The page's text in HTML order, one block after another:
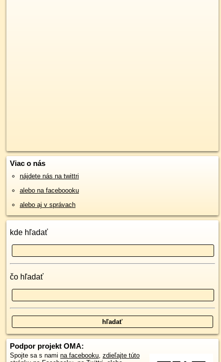
Viac o nás
nájdete nás na twittri
alebo na faceboooku
alebo aj v správach
kde hľadať
čo hľadať
Podpor projekt OMA:
Spojte sa s nami na facebooku, zdieľajte túto